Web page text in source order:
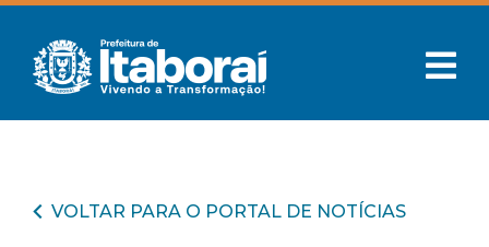
VOLTAR PARA O PORTAL DE NOTÍCIAS